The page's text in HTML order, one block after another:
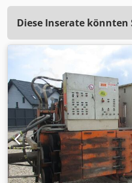
Diese Inserate könnten